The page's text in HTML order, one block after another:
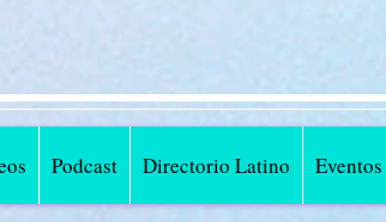
Podcast Directorio Latino Eventos